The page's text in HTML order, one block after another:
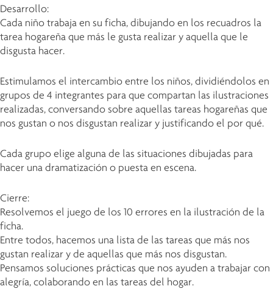
Desarrollo:
Cada niño trabaja en su ficha, dibujando en los recuadros la
tarea hogareña que más le gusta realizar y aquella que le
disgusta hacer.
Estimulamos el intercambio entre los niños, dividiéndolos en
grupos de 4 integrantes para que compartan las ilustraciones
realizadas, conversando sobre aquellas tareas hogareñas que
nos gustan o nos disgustan realizar y justificando el por qué.
Cada grupo elige alguna de las situaciones dibujadas para
hacer una dramatización o puesta en escena.
Cierre:
Resolvemos el juego de los 10 errores en la ilustración de la
ficha.
Entre todos, hacemos una lista de las tareas que más nos
gustan realizar y de aquellas que más nos disgustan.
Pensamos soluciones prácticas que nos ayuden a trabajar con
alegría, colaborando en las tareas del hogar.